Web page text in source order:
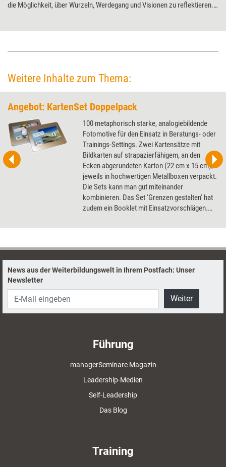
die Möglichkeit, über Wurzeln, Werdegang und Visionen zu ­reflektieren.
Weitere Inhalte zum Thema:
Angebot: KartenSet Doppelpack
100 metaphorisch starke, analogiebildende
Fotomotive für den Einsatz in Beratungs- oder
Trainings-Settings. Zwei Kartensätze mit
Bildkarten auf strapazierfähigem, an den
Ecken abgerundeten Karton (22 cm x 15 cm),
jeweils in hochwertigen Metallboxen verpackt.
Die Sets kann man gut miteinander
kombinieren. Das Set 'Grenzen gestalten' hat
zudem ein Booklet mit Einsatzvorschlägen.
Kombipreis von 69,90 Euro. Sie sparen
News aus der Weiterbildungswelt in Ihrem Postfach: Unser
Newsletter
Weiter
Führung
managerSeminare Magazin
Leadership-Medien
Self-Leadership
Das Blog
Training